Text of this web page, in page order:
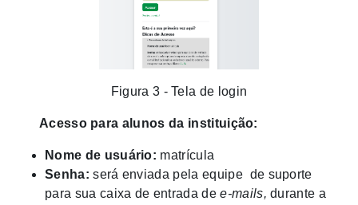
Figura 3 - Tela de login
Acesso para alunos da instituição:
Nome de usuário: matrícula
Senha: será enviada pela equipe de suporte
para sua caixa de entrada dee-mails, durante a